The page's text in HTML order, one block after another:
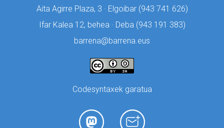
Aita Agirre Plaza, 3 · Elgoibar (943 741 626)
Ifar Kalea 12, behea · Deba (943 191 383)
barrena@barrena.eus
Codesyntaxek garatua